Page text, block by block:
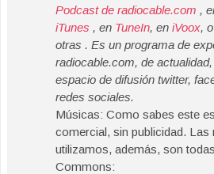
Podcast de radiocable.com ,
iTunes , en TuneIn, en iVoox,
otras . Es un programa de
radiocable.com, de
espacio de difusión twitter,
redes sociales.
Músicas: Como sabes este
comercial, sin publicidad. Las
utilizamos, además, son
Commons: